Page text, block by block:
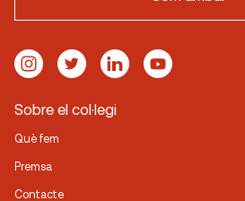
Sobre el col·legi
Què fem
Premsa
Contacte